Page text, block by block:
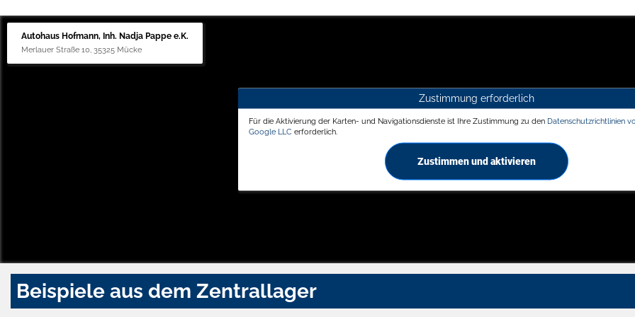
Autohaus Hofmann, Inh. Nadja Pappe e.K.
Merlauer Straße 10, 35325 Mücke
Zustimmung erforderlich
Für die Aktivierung der Karten- und Navigationsdienste ist Ihre Zustimmung zu den Datenschutzrichtlinien
Google LLC erforderlich.
Zustimmen und aktivieren
Beispiele aus dem Zentrallager